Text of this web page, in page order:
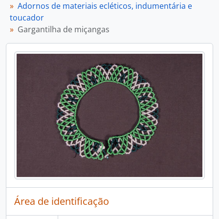
Adornos de materiais ecléticos, indumentária e
toucador
Gargantilha de miçangas
Área de identificação